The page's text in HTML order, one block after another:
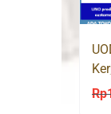
Rp